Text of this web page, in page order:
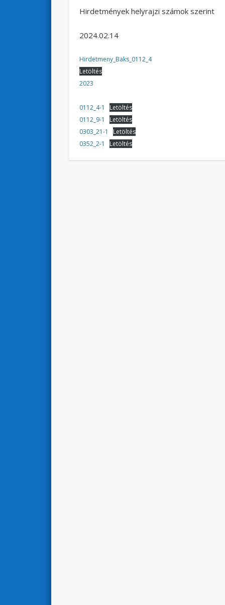
Hirdetmények helyrajzi számok szerint
2024.02.14
Hirdetmeny_Baks_0112_4
Letöltés
2023
0112_4-1
Letöltés
0112_9-1
Letöltés
0303_21-1
Letöltés
0352_2-1
Letöltés